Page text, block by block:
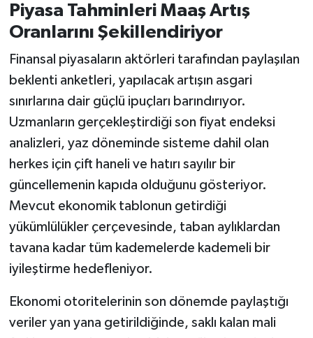
Piyasa Tahminleri Maaş Artış
Oranlarını Şekillendiriyor
Finansal piyasaların aktörleri tarafından paylaşılan
beklenti anketleri, yapılacak artışın asgari
sınırlarına dair güçlü ipuçları barındırıyor.
Uzmanların gerçekleştirdiği son fiyat endeksi
analizleri, yaz döneminde sisteme dahil olan
herkes için çift haneli ve hatırı sayılır bir
güncellemenin kapıda olduğunu gösteriyor.
Mevcut ekonomik tablonun getirdiği
yükümlülükler çerçevesinde, taban aylıklardan
tavana kadar tüm kademelerde kademeli bir
iyileştirme hedefleniyor.
Ekonomi otoritelerinin son dönemde paylaştığı
veriler yan yana getirildiğinde, saklı kalan mali